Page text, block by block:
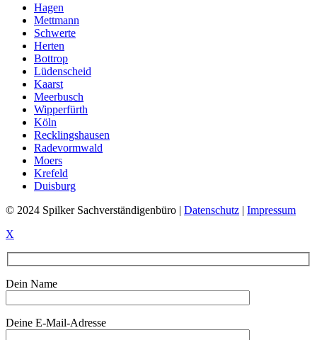
Hagen
Mettmann
Schwerte
Herten
Bottrop
Lüdenscheid
Kaarst
Meerbusch
Wipperfürth
Köln
Recklingshausen
Radevormwald
Moers
Krefeld
Duisburg
© 2024 Spilker Sachverständigenbüro | Datenschutz | Impressum
X
Dein Name
Deine E-Mail-Adresse